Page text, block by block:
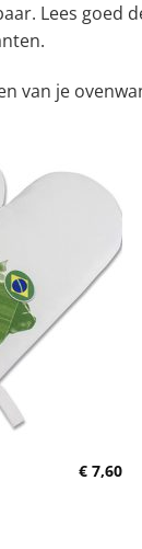
Lees goed
van je
€7,60